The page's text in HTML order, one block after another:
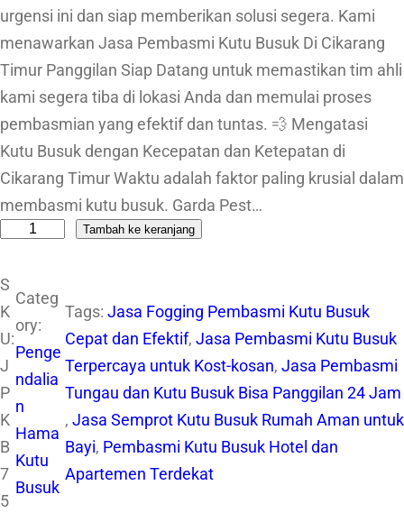
urgensi ini dan siap memberikan solusi segera. Kami
menawarkan Jasa Pembasmi Kutu Busuk Di Cikarang
Timur Panggilan Siap Datang untuk memastikan tim ahli
kami segera tiba di lokasi Anda dan memulai proses
pembasmian yang efektif dan tuntas. 💨 Mengatasi
Kutu Busuk dengan Kecepatan dan Ketepatan di
Cikarang Timur Waktu adalah faktor paling krusial dalam
membasmi kutu busuk. Garda Pest…
a
n
t
i
t
a
s
J
a
Tambah ke keranjang
S
K
U:
J
P
K
B
7
5
Categ
ory:
Penge
ndalia
n
Hama
Kutu
Busuk
Tags: Jasa Fogging Pembasmi Kutu Busuk
Cepat dan Efektif, Jasa Pembasmi Kutu Busuk
Terpercaya untuk Kost-kosan, Jasa Pembasmi
Tungau dan Kutu Busuk Bisa Panggilan 24 Jam
, Jasa Semprot Kutu Busuk Rumah Aman untuk
Bayi, Pembasmi Kutu Busuk Hotel dan
Apartemen Terdekat